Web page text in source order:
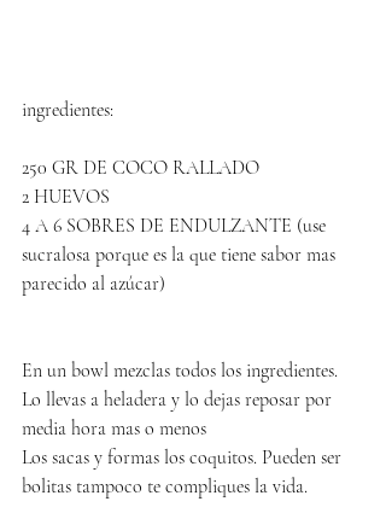
ingredientes:
250 GR DE COCO RALLADO
2 HUEVOS
4 A 6 SOBRES DE ENDULZANTE (use
sucralosa porque es la que tiene sabor mas
parecido al azúcar)
En un bowl mezclas todos los ingredientes.
Lo llevas a heladera y lo dejas reposar por
media hora mas o menos
Los sacas y formas los coquitos. Pueden ser
bolitas tampoco te compliques la vida.